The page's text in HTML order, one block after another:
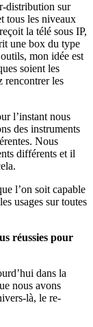
distribution sur
tous les niveaux
la télé sous IP,
une box du type
mon idée est
soient les
rencontrer les
l’instant nous
des instruments
Nous
différents et il
l’on soit capable
usages sur toutes
réussies pour
dans la
nous avons
là, le re-